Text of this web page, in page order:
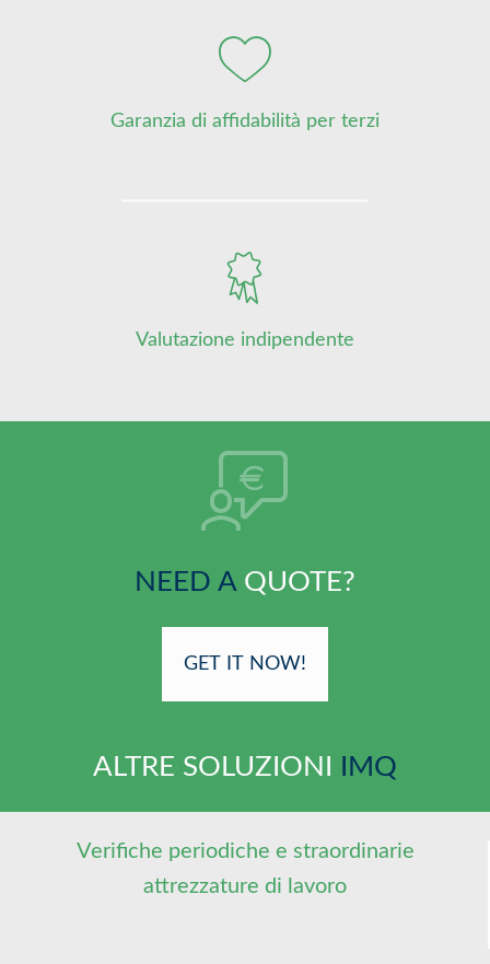
Garanzia di affidabilità per terzi
Valutazione indipendente
NEED A QUOTE?
GET IT NOW!
ALTRE SOLUZIONI IMQ
Verifiche periodiche e straordinarie
attrezzature di lavoro